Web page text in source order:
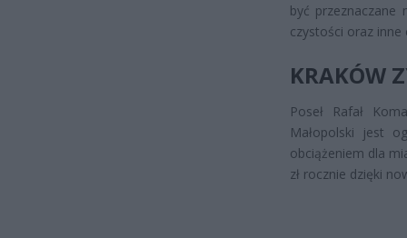
być
czystości oraz inne
KRAKÓW
Poseł Rafał
Małopolski jest
obciążeniem dla
zł rocznie dzięki